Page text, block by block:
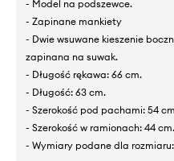
- Model na podszewce.
- Zapinane mankiety
- Dwie wsuwane kieszenie
zapinana na suwak.
- Długość rękawa: 66 cm.
- Długość: 63 cm.
- Szerokość pod pachami: 54
- Szerokość w ramionach: 44 cm.
- Wymiary podane dla